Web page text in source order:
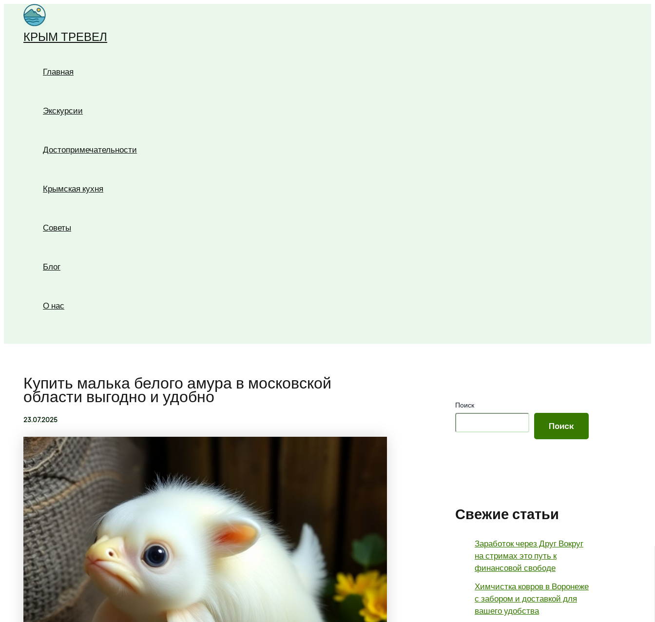
Перейти
содержимому
КРЫМ ТРЕВЕЛ
Главная
Экскурсии
Достопримечательности
Крымская кухня
Советы
Блог
О нас
Купить малька белого амура в московской
области выгодно и удобно
23.07.2025
Поиск
Поиск
Свежие статьи
Заработок через Друг Вокруг
на стримах это путь к
финансовой свободе
Химчистка ковров в Воронеже
с забором и доставкой для
вашего удобства